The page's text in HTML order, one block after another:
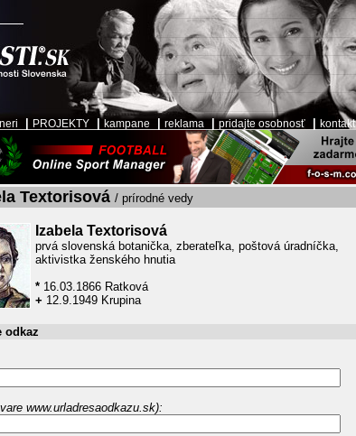
PROJEKTY kampane reklama pridajte osobnosť kontakt
Textorisová / prírodné vedy
Izabela Textorisová
prvá slovenská botanička, zberateľka, poštová úradníčka,
aktivistka ženského hnutia
* 16.03.1866 Ratková
+ 12.9.1949 Krupina
odkaz
www.urladresaodkazu.sk):